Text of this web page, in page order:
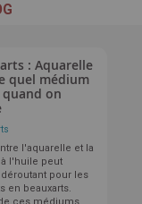
: Aquarelle
quel médium
on
l'aquarelle et la
l'huile peut
pour les
en beauxarts.